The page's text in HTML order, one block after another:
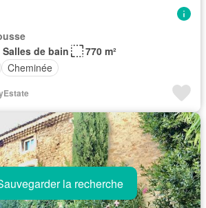
Salles de bain
770 m²
Cheminée
la recherche